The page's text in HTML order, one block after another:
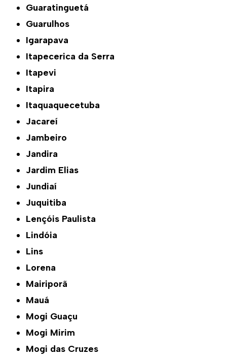
Guaratinguetá
Guarulhos
Igarapava
Itapecerica da Serra
Itapevi
Itapira
Itaquaquecetuba
Jacareí
Jambeiro
Jandira
Jardim Elias
Jundiaí
Juquitiba
Lençóis Paulista
Lindóia
Lins
Lorena
Mairiporã
Mauá
Mogi Guaçu
Mogi Mirim
Mogi das Cruzes